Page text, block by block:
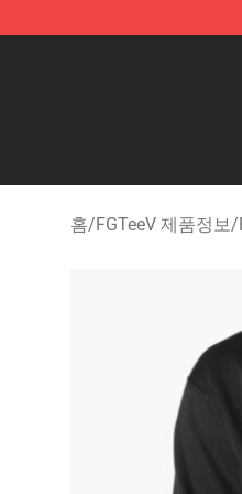
FGTeeV Store -
홈/FGTeeV 제품정보/